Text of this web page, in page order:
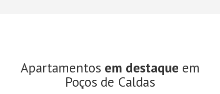
Apartamentos em destaque em
Poços de Caldas